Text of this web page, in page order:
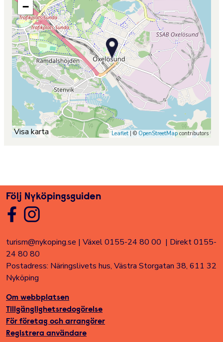
−
Leaflet | © OpenStreetMap contributors
Visa karta
Följ Nyköpingsguiden
turism@nykoping.se | Växel 0155-24 80 00 | Direkt 0155-
24 80 80
Postadress: Näringslivets hus, Västra Storgatan 38, 611 32
Nyköping
Om webbplatsen
Tillgänglighetsredogörelse
För företag och arrangörer
Registrera användare